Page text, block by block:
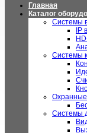
Главная
Каталог
Системы
IP
Системы
Системы